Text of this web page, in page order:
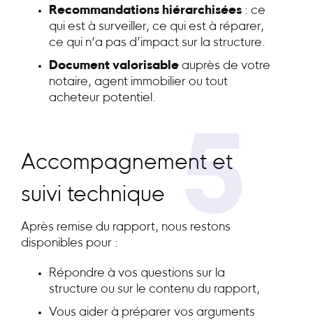
Recommandations hiérarchisées : ce
qui est à surveiller, ce qui est à réparer,
ce qui n’a pas d’impact sur la structure.
Document valorisable auprès de votre
notaire, agent immobilier ou tout
acheteur potentiel.
5
Accompagnement et
suivi technique
Après remise du rapport, nous restons
disponibles pour :
Répondre à vos questions sur la
structure ou sur le contenu du rapport,
Vous aider à préparer vos arguments